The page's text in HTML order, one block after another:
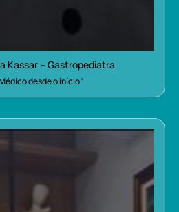
Kassar – Gastropediatra
desde o início”